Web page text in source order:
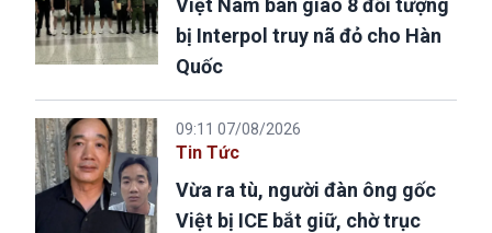
Việt Nam bàn giao 8 đối tượng
bị Interpol truy nã đỏ cho Hàn
Quốc
09:11 07/08/2026
Tin Tức
Vừa ra tù, người đàn ông gốc
Việt bị ICE bắt giữ, chờ trục